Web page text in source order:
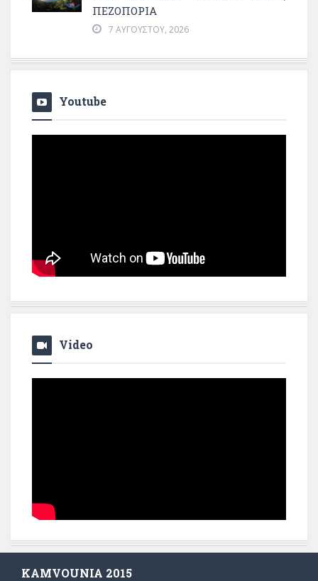
ΠΕΖΟΠΟΡΊΑ
7 ΑΥΓΟΎΣΤΟΥ, 2026
Youtube
Video
KAMVOUNIA 2015